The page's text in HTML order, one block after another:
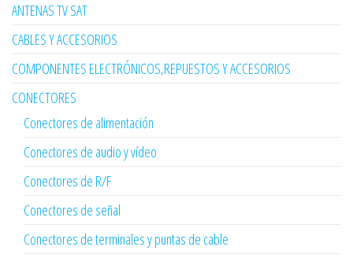
ANTENAS TV SAT
CABLES Y ACCESORIOS
COMPONENTES ELECTRÓNICOS,REPUESTOS Y ACCESORIOS
CONECTORES
Conectores de alimentación
Conectores de audio y vídeo
Conectores de R/F
Conectores de señal
Conectores de terminales y puntas de cable